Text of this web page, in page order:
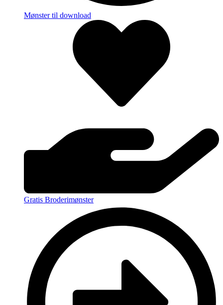
Mønster til download
Gratis Broderimønster